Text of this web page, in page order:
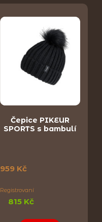
Čepice PIKEUR
SPORTS s bambulí
959 Kč
Registrovaní
815 Kč